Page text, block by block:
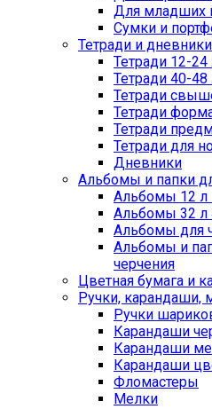
Для младших
Сумки и
Тетради и дневники
Тетради 12-24
Тетради 40-48
Тетради
Тетради
Тетради
Тетради для
Дневники
Альбомы и папки
Альбомы 12 л
Альбомы 32 л
Альбомы для
Альбомы и
черчения
Цветная бумага и
Ручки, карандаши,
Ручки
Карандаши
Карандаши
Карандаши
Фломастеры
Мелки